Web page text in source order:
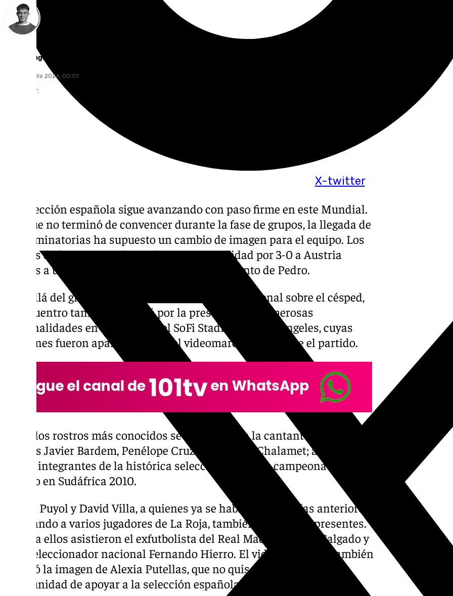
X-twitter
Jorge Aragón
viernes, 3 julio 2026, 00:07
Compartir:
La selección española sigue avanzando con paso firme en este Mundial.
Aunque no terminó de convencer durante la fase de grupos, la llegada de
las eliminatorias ha supuesto un cambio de imagen para el equipo. Los
de Luis de la Fuente se impusieron con autoridad por 3-0 a Austria
gracias a un doblete de Mikel Oyarzabal y un tanto de Pedro.
Más allá del gran rendimiento del combinado nacional sobre el césped,
el encuentro también destacó por la presencia de numerosas
personalidades en las gradas del SoFi Stadium de Los Ángeles, cuyas
imágenes fueron apareciendo en el videomarcador durante el partido.
Entre los rostros más conocidos se encontraban la cantante Rosalía; los
actores Javier Bardem, Penélope Cruz y Timothée Chalamet; así como
varios integrantes de la histórica selección española campeona del
mundo en Sudáfrica 2010.
Carles Puyol y David Villa, a quienes ya se había visto en días anteriores
saludando a varios jugadores de La Roja, también estuvieron presentes.
Junto a ellos asistieron el exfutbolista del Real Madrid Míchel Salgado y
el exseleccionador nacional Fernando Hierro. El videomarcador también
mostró la imagen de Alexia Putellas, que no quiso perderse la
oportunidad de apoyar a la selección española desde la grada.